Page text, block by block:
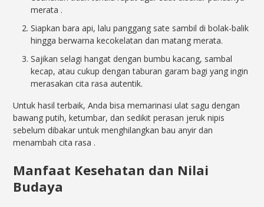
merata .
Siapkan bara api, lalu panggang sate sambil di bolak-balik
hingga berwarna kecokelatan dan matang merata.
Sajikan selagi hangat dengan bumbu kacang, sambal
kecap, atau cukup dengan taburan garam bagi yang ingin
merasakan cita rasa autentik.
Untuk hasil terbaik, Anda bisa memarinasi ulat sagu dengan
bawang putih, ketumbar, dan sedikit perasan jeruk nipis
sebelum dibakar untuk menghilangkan bau anyir dan
menambah cita rasa .
Manfaat Kesehatan dan Nilai
Budaya